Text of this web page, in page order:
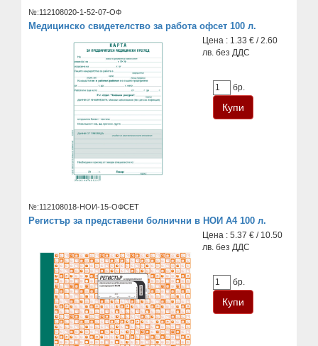
№:112108020-1-52-07-ОФ
Медицинско свидетелство за работа офсет 100 л.
Цена : 1.33 € / 2.60
лв. без ДДС
бр.
№:112108018-НОИ-15-ОФСЕТ
Регистър за представени болнични в НОИ A4 100 л.
Цена : 5.37 € / 10.50
лв. без ДДС
бр.